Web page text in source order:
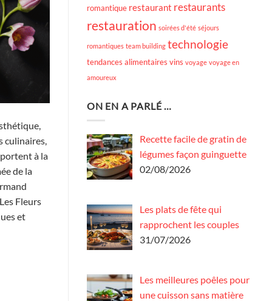
culinaires,
à la
de la
Fleurs
et
romantique restaurant restaurants
restauration soirées d'été séjours
romantiques team building technologie
tendances alimentaires vins voyage voyage en
amoureux
ON EN A PARLÉ …
Recette facile de gratin de
légumes façon guinguette
02/08/2026
Les plats de fête qui
rapprochent les couples
31/07/2026
Les meilleures poêles pour
une cuisson sans matière